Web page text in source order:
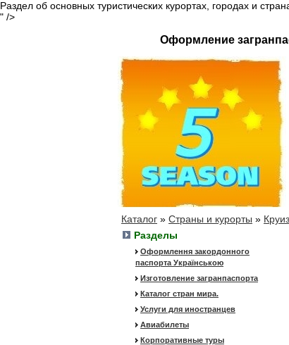
Раздел об основных туристических курортах, городах и
" />
Оформление
Каталог » Страны и курорты »
Разделы
Оформлення закордонного
паспорта Українською
Изготовление загранпаспорта
Каталог стран мира.
Услуги для иностранцев
Авиабилеты
Корпоративные туры